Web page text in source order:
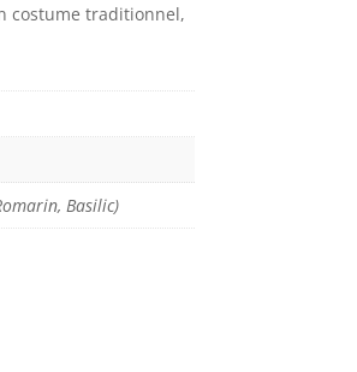
costume traditionnel,
Basilic)